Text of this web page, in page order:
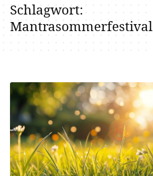
Schlagwort:
Mantrasommerfestival